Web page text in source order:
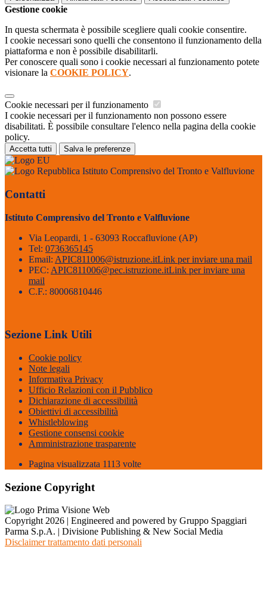
Gestione cookie
In questa schermata è possibile scegliere quali cookie consentire.
I cookie necessari sono quelli che consentono il funzionamento della
piattaforma e non è possibile disabilitarli.
Per conoscere quali sono i cookie necessari al funzionamento potete
visionare la COOKIE POLICY.
Cookie necessari per il funzionamento
I cookie necessari per il funzionamento non possono essere
disabilitati. È possibile consultare l'elenco nella pagina della cookie
policy.
Accetta tutti Salva le preferenze
Istituto Comprensivo del Tronto e Valfluvione
Contatti
Istituto Comprensivo del Tronto e Valfluvione
Via Leopardi, 1 - 63093 Roccafluvione (AP)
Tel: 0736365145
Email: APIC811006@istruzione.itLink per inviare una mail
PEC: APIC811006@pec.istruzione.itLink per inviare una
mail
C.F.: 80006810446
Sezione Link Utili
Cookie policy
Note legali
Informativa Privacy
Ufficio Relazioni con il Pubblico
Dichiarazione di accessibilità
Obiettivi di accessibilità
Whistleblowing
Gestione consensi cookie
Amministrazione trasparente
Pagina visualizzata 1113 volte
Sezione Copyright
Copyright 2026 | Engineered and powered by Gruppo Spaggiari
Parma S.p.A. | Divisione Publishing & New Social Media
Disclaimer trattamento dati personali